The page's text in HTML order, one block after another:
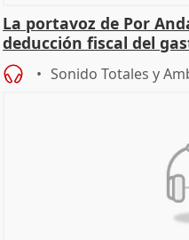
La portavoz de Por
deducción fiscal del
mascotas
Sonido Totales y